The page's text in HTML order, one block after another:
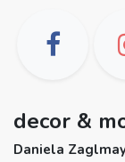
decor &
Daniela